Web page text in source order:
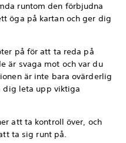
runtom den förbjudna
öga på kartan och ger dig
på för att ta reda på
är svaga mot och var du
är inte bara ovärderlig
dig leta upp viktiga
att ta kontroll över, och
ta sig runt på.